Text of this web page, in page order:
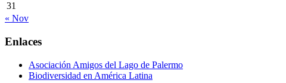
31
« Nov
Enlaces
Asociación Amigos del Lago de Palermo
Biodiversidad en América Latina